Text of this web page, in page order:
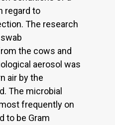
regard to
The research
the cows and
aerosol was
air by the
The microbial
frequently on
to be Gram